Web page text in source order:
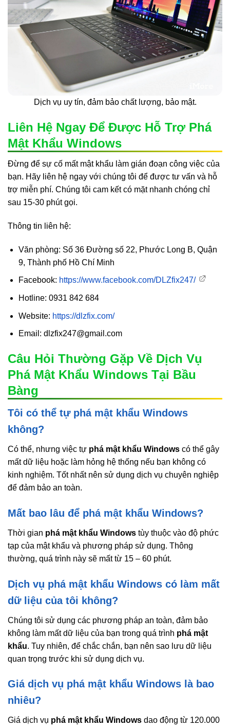
Dịch vụ uy tín, đảm bảo chất lượng, bảo mật.
Liên Hệ Ngay Để Được Hỗ Trợ Phá
Mật Khẩu Windows
Đừng để sự cố mất mật khẩu làm gián đoạn công việc của
bạn. Hãy liên hệ ngay với chúng tôi để được tư vấn và hỗ
trợ miễn phí. Chúng tôi cam kết có mặt nhanh chóng chỉ
sau 15-30 phút gọi.
Thông tin liên hệ:
Văn phòng: Số 36 Đường số 22, Phước Long B, Quận
9, Thành phố Hồ Chí Minh
Facebook: https://www.facebook.com/DLZfix247/
Hotline: 0931 842 684
Website: https://dlzfix.com/
Email: dlzfix247@gmail.com
Câu Hỏi Thường Gặp Về Dịch Vụ
Phá Mật Khẩu Windows Tại Bầu
Bàng
Tôi có thể tự phá mật khẩu Windows
không?
Có thể, nhưng việc tự phá mật khẩu Windows có thể gây
mất dữ liệu hoặc làm hỏng hệ thống nếu bạn không có
kinh nghiệm. Tốt nhất nên sử dụng dịch vụ chuyên nghiệp
để đảm bảo an toàn.
Mất bao lâu để phá mật khẩu Windows?
Thời gian phá mật khẩu Windows tùy thuộc vào độ phức
tạp của mật khẩu và phương pháp sử dụng. Thông
thường, quá trình này sẽ mất từ 15 – 60 phút.
Dịch vụ phá mật khẩu Windows có làm mất
dữ liệu của tôi không?
Chúng tôi sử dụng các phương pháp an toàn, đảm bảo
không làm mất dữ liệu của bạn trong quá trình phá mật
khẩu. Tuy nhiên, để chắc chắn, bạn nên sao lưu dữ liệu
quan trọng trước khi sử dụng dịch vụ.
Giá dịch vụ phá mật khẩu Windows là bao
nhiêu?
Giá dịch vụ phá mật khẩu Windows dao động từ 120.000